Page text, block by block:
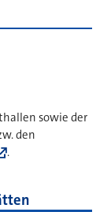
sowie der
den
.